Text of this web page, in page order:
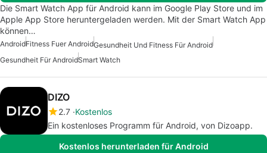
Die Smart Watch App für Android kann im Google Play Store und im
Apple App Store heruntergeladen werden. Mit der Smart Watch App
können…
AndroidFitness Fuer AndroidGesundheit Und Fitness Für Android
Gesundheit Für AndroidSmart Watch
DIZO
2.7 Kostenlos
Ein kostenloses Programm für Android, von Dizoapp.
Kostenlos herunterladen für Android